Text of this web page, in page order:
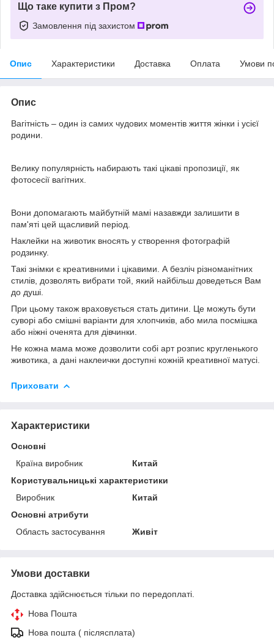
Що таке купити з Пром?
Замовлення під захистом
Опис Характеристики Доставка Оплата Умови
Опис
Вагітність – один із самих чудових моментів життя жінки і усієї
родини.
Велику популярність набирають такі цікаві пропозиції, як
фотосесії вагітних.
Вони допомагають майбутній мамі назавжди залишити в
пам'яті цей щасливий період.
Наклейки на животик вносять у створення фотографій
родзинку.
Такі знімки є креативними і цікавими. А безліч різноманітних
стилів, дозволять вибрати той, який найбільш доведеться Вам
до душі.
При цьому також враховується стать дитини. Це можуть бути
суворі або смішні варіанти для хлопчиків, або мила посмішка
або ніжні оченята для дівчинки.
Не кожна мама може дозволити собі арт розпис кругленького
животика, а дані наклеички доступні кожній креативної матусі.
Приховати
Характеристики
Основні
Країна виробник
Китай
Користувальницькі характеристики
Виробник
Китай
Основні атрибути
Область застосування
Живіт
Умови доставки
Доставка здійснюється тільки по передоплаті.
Нова Пошта
Нова пошта ( післясплата)